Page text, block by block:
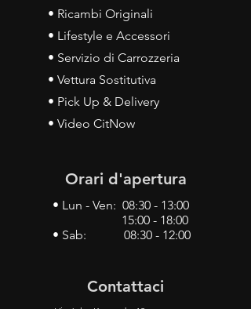
• Ricambi Originali
• Lifestyle e Accessori
• Servizio di Carrozzeria
• Vettura Sostitutiva
• Pick Up & Delivery
• Video CitNow
Orari d'apertura
• Lun - Ven: 08:30 - 13:00
15:00 - 18:00
• Sab: 08:30 - 12:00
Contattaci